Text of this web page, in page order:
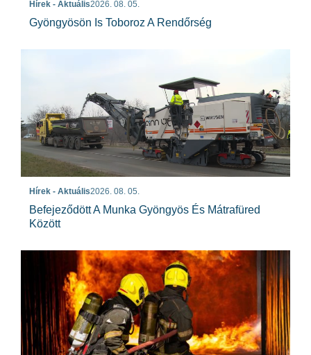
Hírek - Aktuális2026. 08. 05.
Gyöngyösön Is Toboroz A Rendőrség
Hírek - Aktuális2026. 08. 05.
Befejeződött A Munka Gyöngyös És Mátrafüred
Között